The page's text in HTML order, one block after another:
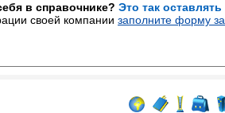
в справочнике? Это так
своей компании заполните форму